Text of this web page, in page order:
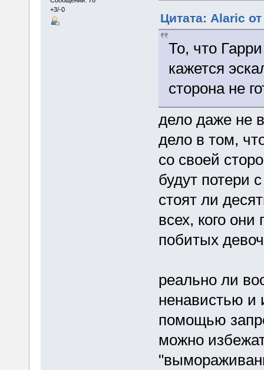
+3/-0
Цитата: Alaric
То, что
кажется
сторона не
дело даже не
дело в том,
со своей
будут потери
стоят ли
всех, кого они
побитых
реально ли
ненавистью и
помощью
можно